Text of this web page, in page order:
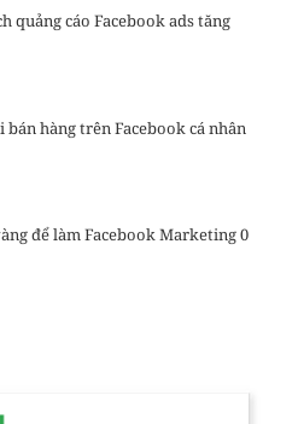
quảng cáo Facebook ads tăng
bán hàng trên Facebook cá nhân
để làm Facebook Marketing 0